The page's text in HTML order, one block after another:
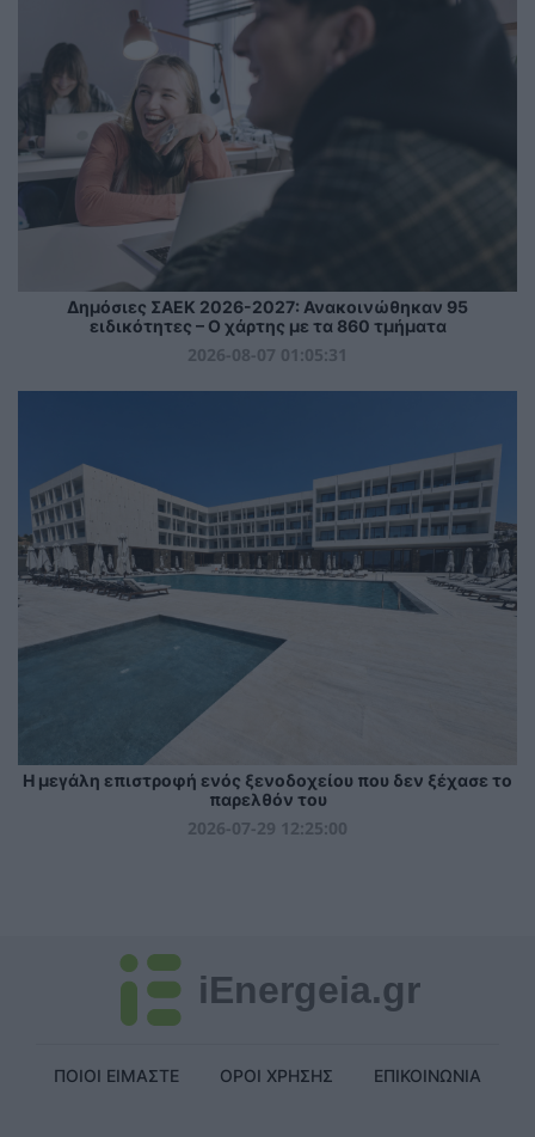
Δημόσιες ΣΑΕΚ 2026-2027: Ανακοινώθηκαν 95
ειδικότητες – Ο χάρτης με τα 860 τμήματα
2026-08-07 01:05:31
Η μεγάλη επιστροφή ενός ξενοδοχείου που δεν ξέχασε το
παρελθόν του
2026-07-29 12:25:00
iEnergeia.gr
ΠΟΙΟΙ ΕΙΜΑΣΤΕ ΟΡΟΙ ΧΡΗΣΗΣ ΕΠΙΚΟΙΝΩΝΙΑ